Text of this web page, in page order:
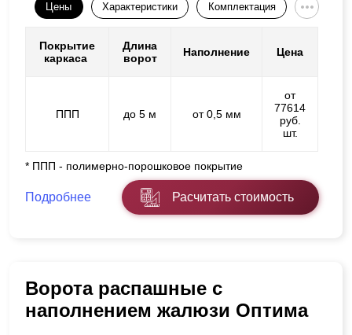
Цены Характеристики Комплектация
Покрытие
каркаса
Длина
ворот
Наполнение Цена
ППП до 5 м от 0,5 мм
от
77614
руб.
шт.
* ППП - полимерно-порошковое покрытие
Подробнее Расчитать стоимость
Ворота распашные с
наполнением жалюзи Оптима